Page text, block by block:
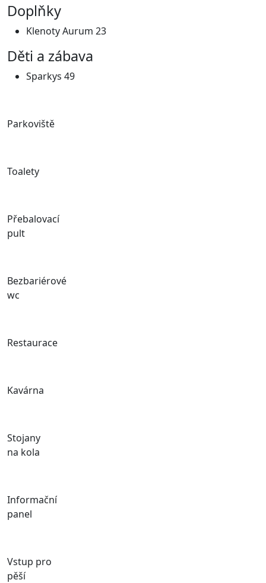
Doplňky
Klenoty Aurum 23
Děti a zábava
Sparkys 49
Parkoviště
Toalety
Přebalovací
pult
Bezbariérové
wc
Restaurace
Kavárna
Stojany
na kola
Informační
panel
Vstup pro
pěší